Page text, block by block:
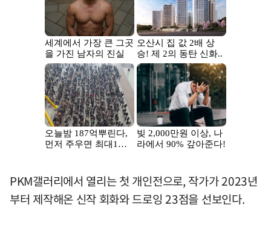
PKM갤러리에서 열리는 첫 개인전으로, 작가가 2023년
부터 제작해온 신작 회화와 드로잉 23점을 선보인다.